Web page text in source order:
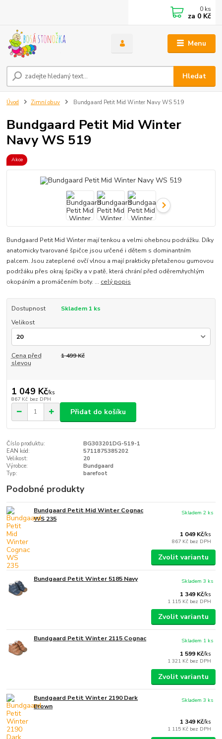
Menu
Hledat
0 ks
za 0 Kč
Úvod Zimní obuv Bundgaard Petit Mid Winter Navy WS 519
Bundgaard Petit Mid Winter
Navy WS 519
Akce
Bundgaard Petit Mid Winter mají tenkou a velmi ohebnou podrážku. Díky
anatomicky tvarované špičce jsou určené i dětem s dominantním
palcem. Jsou zateplené ovčí vlnou a mají prakticky přetaženou gumovou
podržáku přes okraj špičky a v patě, která chrání před oděrem/rychlým
okopáním a promáčením boty. ... celý popis
Dostupnost
Skladem 1 ks
Velikost
Cena před
slevou
1 499 Kč
1 049 Kč/ks
867 Kč bez DPH
Přidat do košíku
Číslo produktu:
BG303201DG-519-1
EAN kód:
5711875385202
Velikost:
20
Výrobce:
Bundgaard
Typ:
barefoot
Podobné produkty
Bundgaard Petit Mid Winter Cognac
WS 235
1 049 Kč/ks
867 Kč bez DPH
Skladem 2 ks
Zvolit variantu
Bundgaard Petit Winter 5185 Navy
1 349 Kč/ks
1 115 Kč bez DPH
Skladem 3 ks
Zvolit variantu
Bundgaard Petit Winter 2115 Cognac
1 599 Kč/ks
1 321 Kč bez DPH
Skladem 1 ks
Zvolit variantu
Bundgaard Petit Winter 2190 Dark
Brown
1 349 Kč/ks
1 115 Kč bez DPH
Skladem 3 ks